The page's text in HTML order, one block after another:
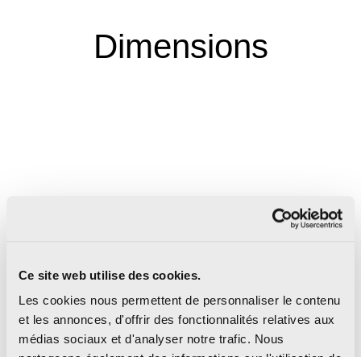
Ce site web utilise des cookies.
Les cookies nous permettent de personnaliser le contenu
et les annonces, d'offrir des fonctionnalités relatives aux
médias sociaux et d'analyser notre trafic. Nous
Dimensions